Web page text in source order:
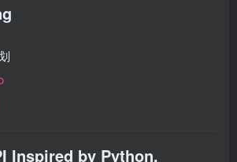
Inspired by Python,